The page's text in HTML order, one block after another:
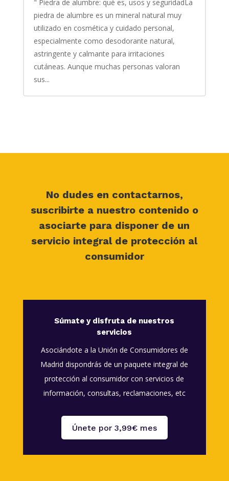
" Piedra de alumbre: qué es, usos y seguridadLa
piedra de alumbre es un mineral natural muy
utilizado en cosmética y cuidado personal,
especialmente como desodorante natural,
astringente y calmante para irritaciones
cutáneas. Aunque muchas personas valoran
sus...
No dudes en contactarnos,
suscribirte a nuestro contenido o
asociarte para disponer de un
servicio integral de protección al
consumidor
Súmate y disfruta de nuestros
servicios
Asociándote a la Unión de Consumidores de
Madrid dispondrás de un paquete integral de
protección al consumidor con servicios de
información, consultas, reclamaciones, etc
Únete por 3,99€ mes